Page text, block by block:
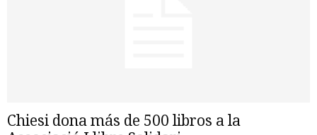
Chiesi dona más de 500 libros a la